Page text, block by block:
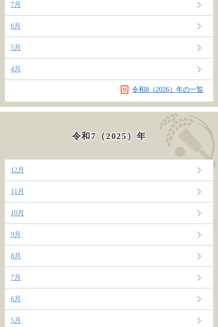
7月
6月
5月
4月
令和8（2026）年の一覧
令和7（2025）年
12月
11月
10月
9月
8月
7月
6月
5月